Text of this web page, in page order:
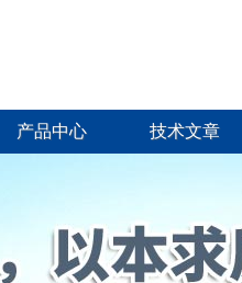
产品中心 技术文章